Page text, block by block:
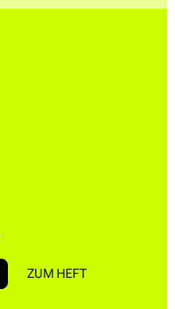
ZUM HEFT